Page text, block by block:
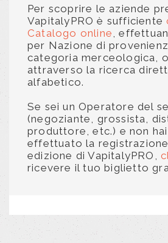
Per scoprire le aziende
VapitalyPRO è sufficiente
Catalogo online,
per Nazione di
categoria merceologica,
attraverso la ricerca
alfabetico.
Se sei un Operatore del
(negoziante, grossista,
produttore, etc.) e non
effettuato la
edizione di VapitalyPRO,
ricevere il tuo biglietto